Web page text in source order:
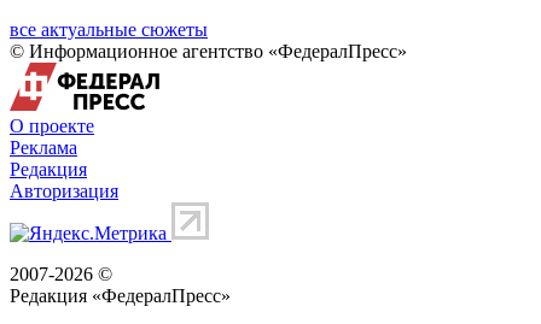
все актуальные сюжеты
© Информационное агентство «ФедералПресс»
О проекте
Реклама
Редакция
Авторизация
2007-2026 ©
Редакция «ФедералПресс»